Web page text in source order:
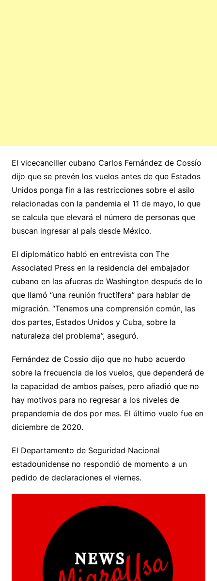
El vicecanciller cubano Carlos Fernández de Cossío
dijo que se prevén los vuelos antes de que Estados
Unidos ponga fin a las restricciones sobre el asilo
relacionadas con la pandemia el 11 de mayo, lo que
se calcula que elevará el número de personas que
buscan ingresar al país desde México.
El diplomático habló en entrevista con The
Associated Press en la residencia del embajador
cubano en las afueras de Washington después de lo
que llamó “una reunión fructífera” para hablar de
migración. “Tenemos una comprensión común, las
dos partes, Estados Unidos y Cuba, sobre la
naturaleza del problema”, aseguró.
Fernández de Cossio dijo que no hubo acuerdo
sobre la frecuencia de los vuelos, que dependerá de
la capacidad de ambos países, pero añadió que no
hay motivos para no regresar a los niveles de
prepandemia de dos por mes. El último vuelo fue en
diciembre de 2020.
El Departamento de Seguridad Nacional
estadounidense no respondió de momento a un
pedido de declaraciones el viernes.